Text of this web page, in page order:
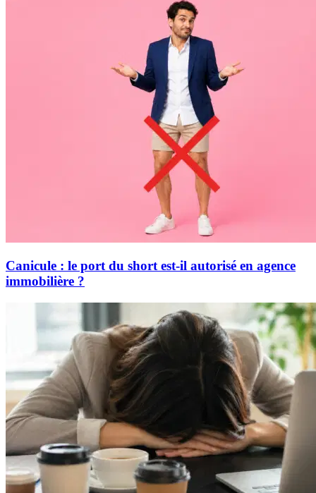
Canicule : le port du short est-il autorisé en agence
immobilière ?